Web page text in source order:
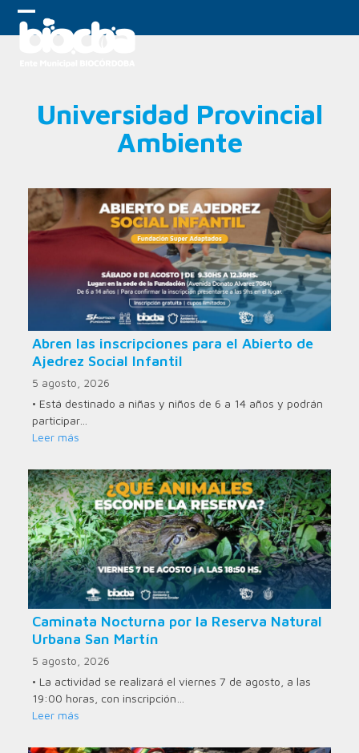
Skip
Open
Close
Universidad Provincial
Ambiente
Abren las inscripciones para el Abierto de
Ajedrez Social Infantil
5 agosto, 2026
• Está destinado a niñas y niños de 6 a 14 años y podrán
participar…
Leer más
Caminata Nocturna por la Reserva Natural
Urbana San Martín
5 agosto, 2026
• La actividad se realizará el viernes 7 de agosto, a las
19:00 horas, con inscripción…
Leer más